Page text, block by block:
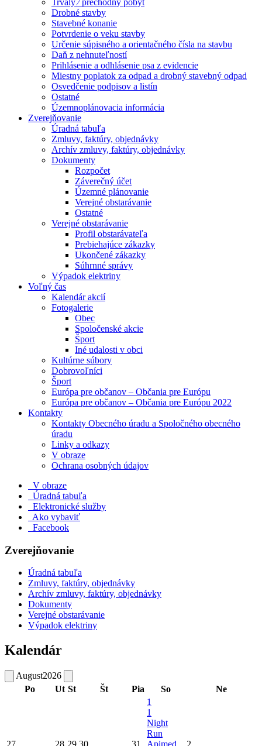
Trvalý ⁄ prechodný pobyt
Drobné stavby
Stavebné konanie
Potvrdenie o veku stavby
Určenie súpisného a orientačného čísla na stavbu
Daň z nehnuteľností
Prihlásenie a odhlásenie psa z evidencie
Miestny poplatok za odpad a drobný stavebný odpad
Osvedčenie podpisov a listín
Ostatné
Územnoplánovacia informácia
Zverejňovanie
Úradná tabuľa
Zmluvy, faktúry, objednávky
Archív zmluvy, faktúry, objednávky
Dokumenty
Rozpočet
Záverečný účet
Územné plánovanie
Verejné obstarávanie
Ostatné
Verejné obstarávanie
Profil obstarávateľa
Prebiehajúce zákazky
Ukončené zákazky
Súhrnné správy
Výpadok elektriny
Voľný čas
Kalendár akcií
Fotogalerie
Obec
Spoločenské akcie
Šport
Iné udalosti v obci
Kultúrne súbory
Dobrovoľníci
Šport
Európa pre občanov – Občania pre Európu
Európa pre občanov – Občania pre Európu 2022
Kontakty
Kontakty Obecného úradu a Spoločného obecného
úradu
Linky a odkazy
V obraze
Ochrana osobných údajov
V obraze
Úradná tabuľa
Elektronické služby
Ako vybaviť
Facebook
Zverejňovanie
Úradná tabuľa
Zmluvy, faktúry, objednávky
Archív zmluvy, faktúry, objednávky
Dokumenty
Verejné obstarávanie
Výpadok elektriny
Kalendár
August2026
Po
Ut St Št Pia So Ne
1
1
Night
Run